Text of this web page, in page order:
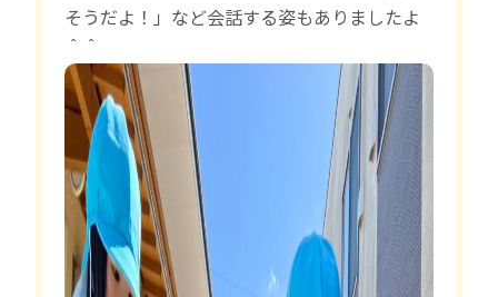
そうだよ！」など会話する姿もありましたよ
＾＾